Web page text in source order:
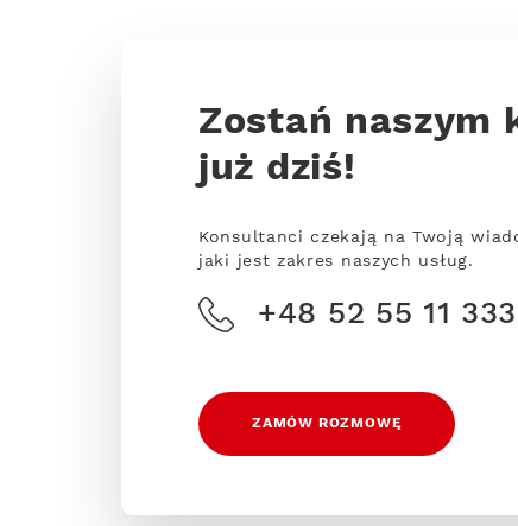
Zostań naszym
już dziś!
Konsultanci czekają na Twoją
jaki jest zakres naszych usług.
+48 52 55 11 333
ZAMÓW ROZMOWĘ